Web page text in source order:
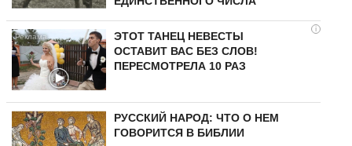
i
ЭТОТ ТАНЕЦ НЕВЕСТЫ
ОСТАВИТ ВАС БЕЗ СЛОВ!
ПЕРЕСМОТРЕЛА 10 РАЗ
РУССКИЙ НАРОД: ЧТО О НЕМ
ГОВОРИТСЯ В БИБЛИИ